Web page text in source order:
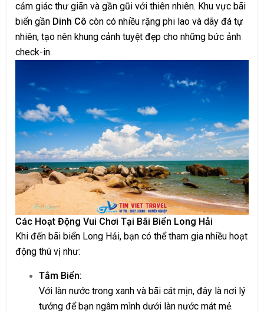
cảm giác thư giãn và gần gũi với thiên nhiên. Khu vực bãi
biển gần Dinh Cô còn có nhiều rặng phi lao và dãy đá tự
nhiên, tạo nên khung cảnh tuyệt đẹp cho những bức ảnh
check-in.
Các Hoạt Động Vui Chơi Tại Bãi Biển Long Hải
Khi đến bãi biển Long Hải, bạn có thể tham gia nhiều hoạt
động thú vị như:
Tắm Biển:
Với làn nước trong xanh và bãi cát mịn, đây là nơi lý
tưởng để bạn ngâm mình dưới làn nước mát mẻ.